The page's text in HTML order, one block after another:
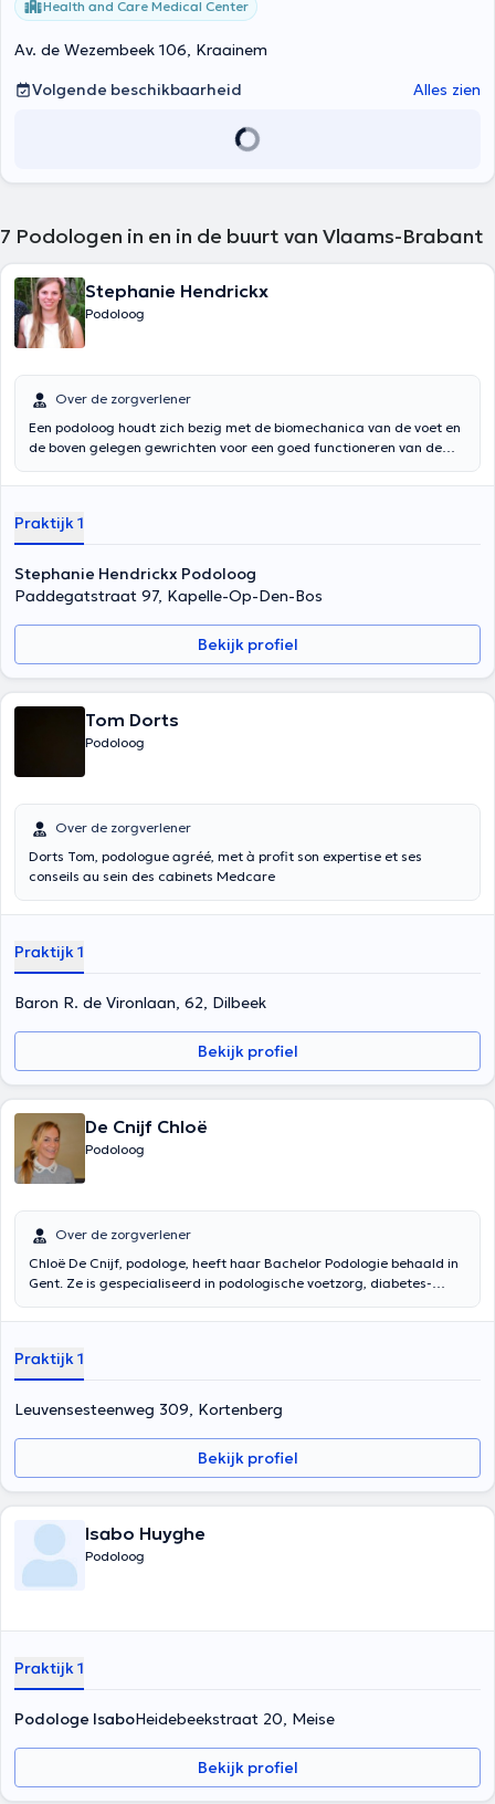
Health and Care Medical Center
Av. de Wezembeek 106, Kraainem
Volgende beschikbaarheid
Alles zien
7 Podologen in en in de buurt van Vlaams-Brabant
Stephanie Hendrickx
Podoloog
Over de zorgverlener
Een podoloog houdt zich bezig met de biomechanica van de voet en
de boven gelegen gewrichten voor een goed functioneren van de
correct is kunnen er vaak klachten ontstaan. Deze zijn daarom niet
Podologische zolen hebben als grootste voordeel dat ze de
voetstand effectief corrigeren. Voor klachten aan de nagels of huid
van de voet kan u eveneens bij een podoloog terecht. Enkele
voorbeelde : ingroeiende teennagel , eksteroog , blauwe nagel ,
ontstoken teen , eelt , verdikte nagels ( kalknagel)
Praktijk 1
Stephanie Hendrickx Podoloog
Paddegatstraat 97, Kapelle-Op-Den-Bos
Bekijk profiel
Tom Dorts
Podoloog
Over de zorgverlener
Dorts Tom, podologue agréé, met à profit son expertise et ses
conseils au sein des cabinets Medcare
Praktijk 1
Baron R. de Vironlaan, 62, Dilbeek
Bekijk profiel
De Cnijf Chloë
Podoloog
Over de zorgverlener
Chloë De Cnijf, podologe, heeft haar Bachelor Podologie behaald in
Gent. Ze is gespecialiseerd in podologische voetzorg, diabetes-
spreekt Nederlands, Frans en Engels en geeft raadpleging in het
soorten onderzoeken uitvoeren, het klinisch en biomechanisch
onderzoek, en een gang- en loopanalyse. Eens de
onderzoeksresultaten binnen zijn, zal de podologe een individueel
behandelingsplan opstellen.
Praktijk 1
Leuvensesteenweg 309, Kortenberg
Bekijk profiel
Isabo Huyghe
Podoloog
Praktijk 1
Podologe IsaboHeidebeekstraat 20, Meise
Bekijk profiel